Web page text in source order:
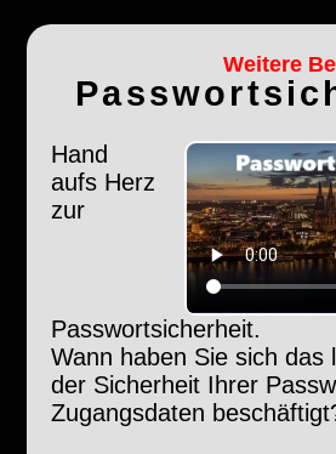
Weitere
Hand
aufs Herz
zur
Passwortsicherheit.
Wann haben Sie sich das
der Sicherheit Ihrer
Zugangsdaten